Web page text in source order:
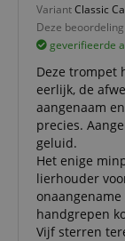
VariantClassic
Deze
geverifieerde
Deze trompet
eerlijk, de
aangenaam
precies.
geluid.
Het enige
lierhouder
handgrepen
Vijf sterren
Strikt
Strikt
strikt
correct
Naam